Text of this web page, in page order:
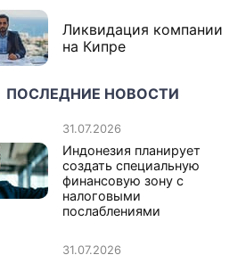
Ликвидация компании
на Кипре
ПОСЛЕДНИЕ НОВОСТИ
31.07.2026
Индонезия планирует
создать специальную
финансовую зону с
налоговыми
послаблениями
31.07.2026